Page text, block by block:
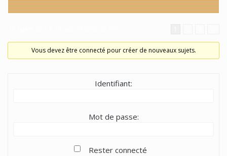
Vous devez être connecté pour créer de nouveaux sujets.
Identifiant:
Mot de passe:
Rester connecté